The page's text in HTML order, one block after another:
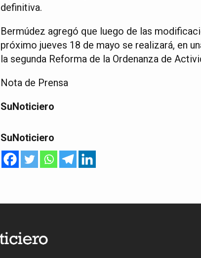
definitiva.
Bermúdez agregó que luego de las
próximo jueves 18 de mayo se realizará, en
la segunda Reforma de la Ordenanza de
Nota de Prensa
SuNoticiero
SuNoticiero